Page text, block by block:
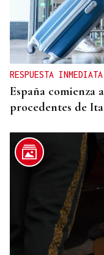
MÁS DEPORTE
La ourensana
Campeonato de
RESPUESTA INMEDIATA
España comienza
procedentes de